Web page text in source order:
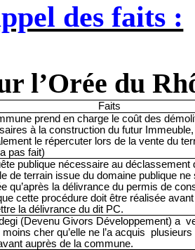
des faits :
l’Orée du
Faits
prend en charge le coût des
à la construction du futur
le répercuter lors de la vente du
pas fait)
publique nécessaire au déclassement
de terrain issue du domaine publique ne
qu’après la délivrance du permis de
cette procédure doit être réalisée
la délivrance du dit PC.
(Devenu Givors Développement) a
cher qu’elle ne l’a acquis
plusieurs
auprès de la commune.